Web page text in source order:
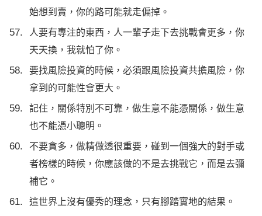
始想到賣，你的路可能就走偏掉。
人要有專注的東西，人一輩子走下去挑戰會更多，你
天天換，我就怕了你。
要找風險投資的時候，必須跟風險投資共擔風險，你
拿到的可能性會更大。
記住，關係特別不可靠，做生意不能憑關係，做生意
也不能憑小聰明。
不要貪多，做精做透很重要，碰到一個強大的對手或
者榜樣的時候，你應該做的不是去挑戰它，而是去彌
補它。
這世界上沒有優秀的理念，只有腳踏實地的結果。